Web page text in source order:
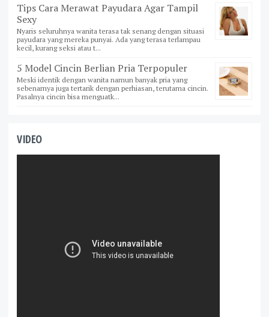
Tips Cara Merawat Payudara Agar Tampil
Sexy
Nyaris seluruhnya wanita terasa tak senang dengan situasi
payudara yang mereka punyai. Ada yang terasa terlampau
kecil, kurang seksi atau t...
5 Model Cincin Berlian Pria Terpopuler
Meski identik dengan wanita namun banyak pria yang
sebenarnya juga tertarik dengan perhiasan, terutama cincin.
Pasalnya cincin bisa menguatk...
VIDEO